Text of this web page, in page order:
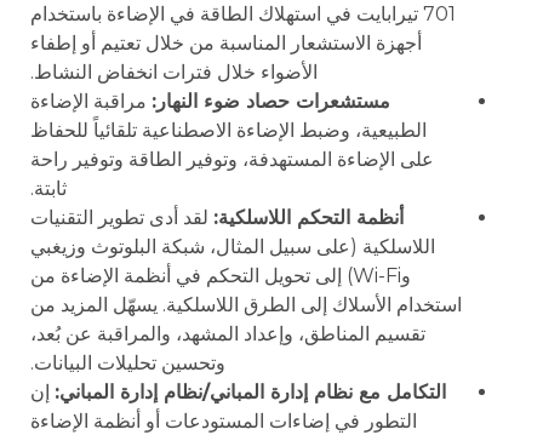
701 تيرابايت في استهلاك الطاقة في الإضاءة باستخدام
أجهزة الاستشعار المناسبة من خلال تعتيم أو إطفاء
الأضواء خلال فترات انخفاض النشاط.
مستشعرات حصاد ضوء النهار: مراقبة الإضاءة
الطبيعية، وضبط الإضاءة الاصطناعية تلقائياً للحفاظ
على الإضاءة المستهدفة، وتوفير الطاقة وتوفير راحة
ثابتة.
أنظمة التحكم اللاسلكية: لقد أدى تطوير التقنيات
اللاسلكية (على سبيل المثال، شبكة البلوتوث وزيغبي
وWi-Fi) إلى تحويل التحكم في أنظمة الإضاءة من
استخدام الأسلاك إلى الطرق اللاسلكية. يسهّل المزيد من
تقسيم المناطق، وإعداد المشهد، والمراقبة عن بُعد،
وتحسين تحليلات البيانات.
التكامل مع نظام إدارة المباني/نظام إدارة المباني: إن
التطور في إضاءات المستودعات أو أنظمة الإضاءة